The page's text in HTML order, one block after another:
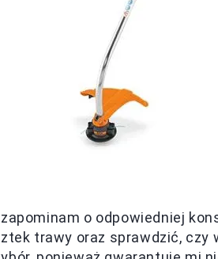
o odpowiedniej
trawy oraz sprawdzić, czy